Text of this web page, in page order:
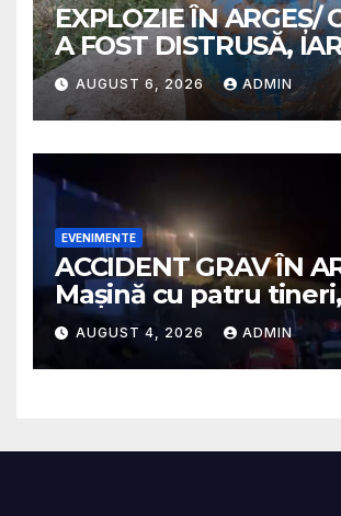
EXPLOZIE ÎN ARGEȘ/
A FOST DISTRUSĂ,
PROPRIETARA A
ARSURI GRAVE
AUGUST 6, 2026 ADMIN
EVENIMENTE
ACCIDENT GRAV ÎN
Mașină cu patru tineri,
răsturnată pe un câmp
Micești/ Doi sunt în
gravă
AUGUST 4, 2026 ADMIN